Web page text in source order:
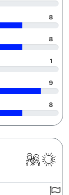
8
8
1
9
8